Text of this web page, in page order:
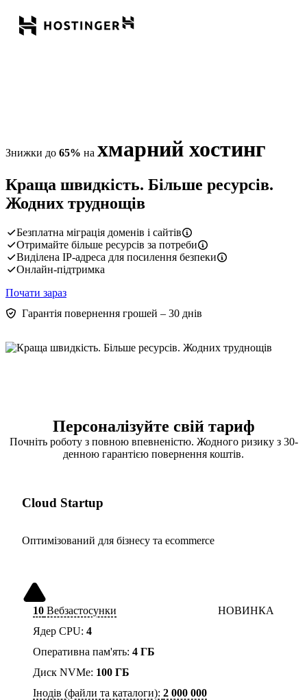
Знижки до 65% на хмарний хостинг
Краща швидкість. Більше ресурсів.
Жодних труднощів
Безплатна міграція доменів і сайтів
Отримайте більше ресурсів за потреби
Виділена IP-адреса для посилення безпеки
Онлайн-підтримка
Почати зараз
Гарантія повернення грошей – 30 днів
Персоналізуйте свій тариф
Почніть роботу з повною впевненістю. Жодного ризику з 30-
денною гарантією повернення коштів.
Cloud Startup
Оптимізований для бізнесу та ecommerce
10 Вебзастосунки
НОВИНКА
Ядер CPU: 4
Оперативна пам'ять: 4 ГБ
Диск NVMe: 100 ГБ
Інодів (файли та каталоги): 2 000 000